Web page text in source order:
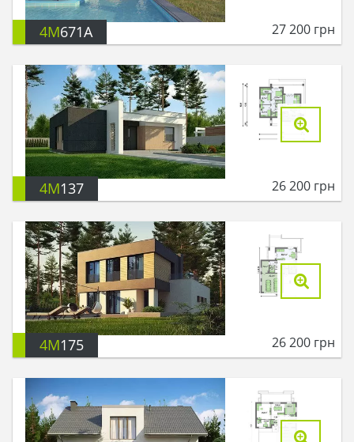
4M671A 27 200 грн
4M137 26 200 грн
4M175 26 200 грн